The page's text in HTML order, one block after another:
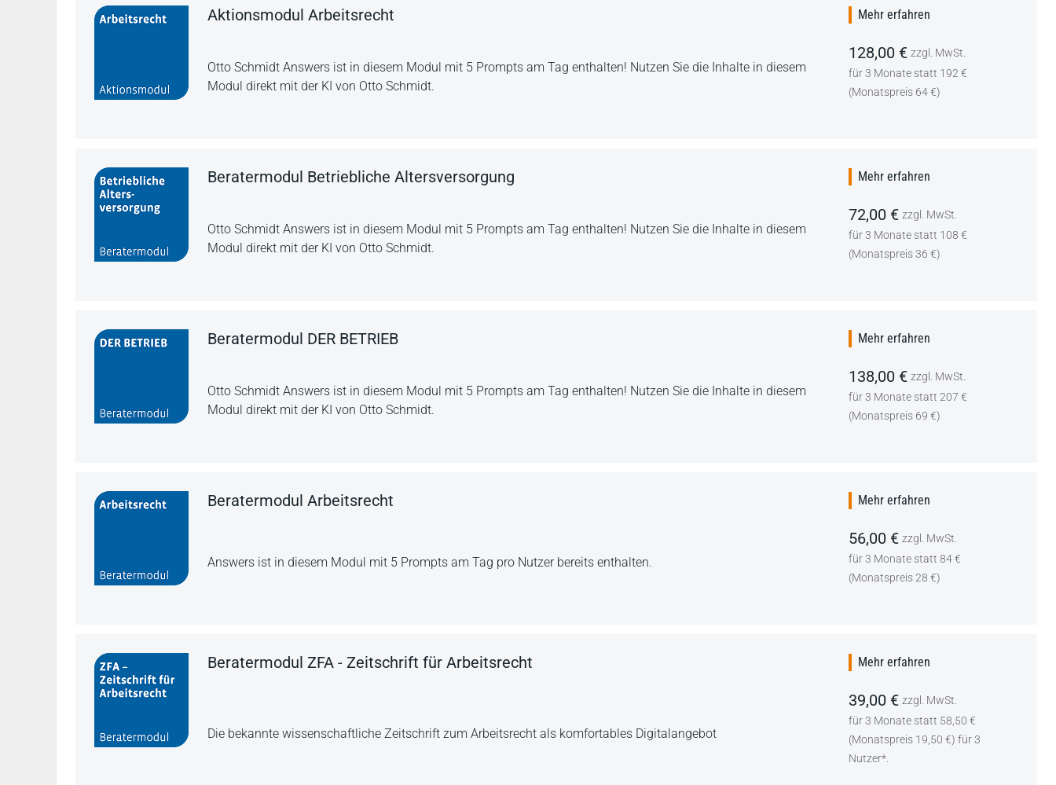
Aktionsmodul Arbeitsrecht
Otto Schmidt Answers ist in diesem Modul mit 5 Prompts am Tag enthalten! Nutzen Sie die Inhalte in diesem
Modul direkt mit der KI von Otto Schmidt.
Mehr erfahren
128,00 € zzgl. MwSt.
für 3 Monate statt 192 €
(Monatspreis 64 €)
Beratermodul Betriebliche Altersversorgung
Otto Schmidt Answers ist in diesem Modul mit 5 Prompts am Tag enthalten! Nutzen Sie die Inhalte in diesem
Modul direkt mit der KI von Otto Schmidt.
Mehr erfahren
72,00 € zzgl. MwSt.
für 3 Monate statt 108 €
(Monatspreis 36 €)
Beratermodul DER BETRIEB
Otto Schmidt Answers ist in diesem Modul mit 5 Prompts am Tag enthalten! Nutzen Sie die Inhalte in diesem
Modul direkt mit der KI von Otto Schmidt.
Mehr erfahren
138,00 € zzgl. MwSt.
für 3 Monate statt 207 €
(Monatspreis 69 €)
Beratermodul Arbeitsrecht
Answers ist in diesem Modul mit 5 Prompts am Tag pro Nutzer bereits enthalten.
Mehr erfahren
56,00 € zzgl. MwSt.
für 3 Monate statt 84 €
(Monatspreis 28 €)
Beratermodul ZFA - Zeitschrift für Arbeitsrecht
Die bekannte wissenschaftliche Zeitschrift zum Arbeitsrecht als komfortables Digitalangebot
Mehr erfahren
39,00 € zzgl. MwSt.
für 3 Monate statt 58,50 €
(Monatspreis 19,50 €) für 3
Nutzer*.